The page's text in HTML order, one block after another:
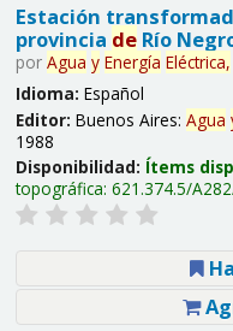
Estación
provincia deRío
por Agua y Energía Eléctrica,
Idioma: Español
Editor: Buenos Aires: Agua
1988
Disponibilidad: Ítems
topográfica: 621.374.5/